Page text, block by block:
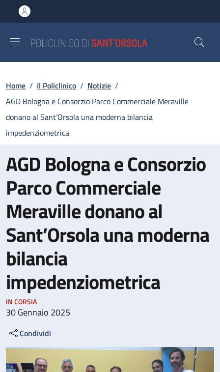
al contenuto principale
to footer content
Briciole di pane
Home / Il Policlinico / Notizie /
AGD Bologna e Consorzio Parco Commerciale Meraville
donano al Sant’Orsola una moderna bilancia
impedenziometrica
AGD Bologna e Consorzio
Parco Commerciale
Meraville donano al
Sant’Orsola una moderna
bilancia
impedenziometrica
IN CORSIA
30 Gennaio 2025
Condividi